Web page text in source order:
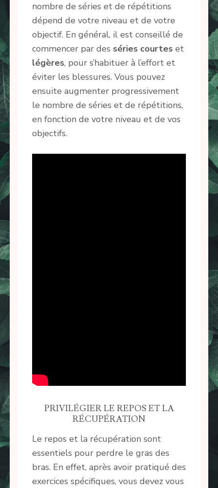
nombre de séries et de répétitions
dépend de votre niveau et de votre
objectif. En général, il est conseillé de
commencer par des séries courtes et
légères, pour s’habituer à l’effort et
éviter les blessures. Vous pouvez
ensuite augmenter progressivement
le nombre de séries et de répétitions,
en fonction de votre niveau et de vos
objectifs.
PRIVILÉGIER LE REPOS ET LA
RÉCUPÉRATION
Le repos et la récupération sont
essentiels pour perdre le gras des
bras. En effet, après avoir pratiqué des
exercices spécifiques, vous devez vous